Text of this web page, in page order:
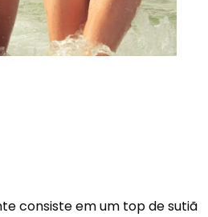
consiste em um top de sutiã